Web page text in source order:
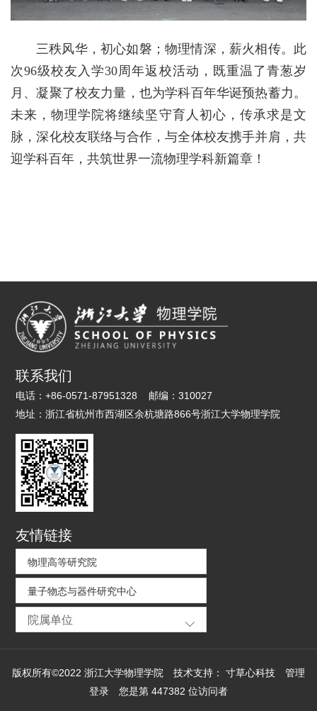
三秩风华，初心如磐；物理情深，薪火相传。此
次96级校友入学30周年返校活动，既重温了青葱岁
月、凝聚了校友力量，也为学科百年华诞预热蓄力。
未来，物理学院将继续坚守育人初心，传承求是文
脉，深化校友联络与合作，与全体校友携手并肩，共
迎学科百年，共筑世界一流物理学科新篇章！
联系我们
电话：+86-0571-87951328 邮编：310027
地址：浙江省杭州市西湖区余杭塘路866号浙江大学物理学院
友情链接
物理高等研究院
量子物态与器件研究中心
院属单位
版权所有©2022 浙江大学物理学院 技术支持： 寸草心科技
管理
登录
您是第 447382 位访问者